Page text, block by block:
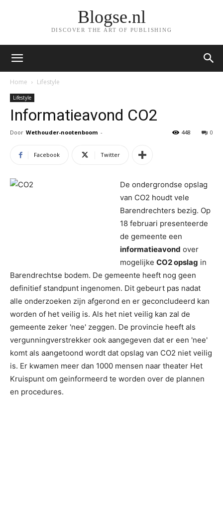
Blogse.nl
DISCOVER THE ART OF PUBLISHING
Home Lifestyle
Lifestyle
Informatieavond CO2
Door Wethouder-nootenboom - 0
448
Facebook Twitter
De ondergrondse opslag
van CO2 houdt vele
Barendrechters bezig. Op
18 februari presenteerde
de gemeente een
informatieavond over
mogelijke CO2 opslag in
Barendrechtse bodem. De gemeente heeft nog geen
definitief standpunt ingenomen. Dit gebeurt pas nadat
alle onderzoeken zijn afgerond en er geconcludeerd kan
worden of het veilig is. Als het niet veilig kan zal de
gemeente zeker 'nee' zeggen. De provincie heeft als
vergunningverstrekker ook aangegeven dat er een 'nee'
komt als aangetoond wordt dat opslag van CO2 niet veilig
is. Er kwamen meer dan 1000 mensen naar theater Het
Kruispunt om geinformeerd te worden over de plannen
en procedures.